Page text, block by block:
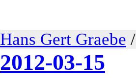
Hans Gert Graebe
2012-03-15